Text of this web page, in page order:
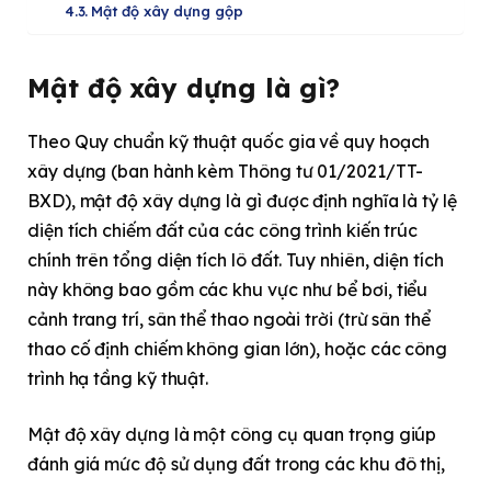
Mật độ xây dựng gộp
Mật độ xây dựng là gì?
Theo Quy chuẩn kỹ thuật quốc gia về quy hoạch
xây dựng (ban hành kèm Thông tư 01/2021/TT-
BXD), mật độ xây dựng là gì được định nghĩa là tỷ lệ
diện tích chiếm đất của các công trình kiến trúc
chính trên tổng diện tích lô đất. Tuy nhiên, diện tích
này không bao gồm các khu vực như bể bơi, tiểu
cảnh trang trí, sân thể thao ngoài trời (trừ sân thể
thao cố định chiếm không gian lớn), hoặc các công
trình hạ tầng kỹ thuật.
Mật độ xây dựng là một công cụ quan trọng giúp
đánh giá mức độ sử dụng đất trong các khu đô thị,